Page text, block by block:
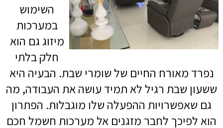
השימוש
במערכות
מיזוג גם הוא
חלק בלתי
נפרד מאורח החיים של שומרי שבת. הבעיה היא
ששעון שבת רגיל לא תמיד עושה את העבודה, מה
גם שאפשרויות ההפעלה שלו מוגבלות. הפתרון
הוא לפיכך לחבר מזגנים אל מערכות חשמל חכם